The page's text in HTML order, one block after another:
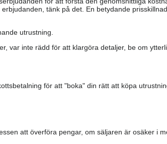
tänk på det. En betydande
utrustning.
var inte rädd för att klargöra detaljer, be om
för att "boka" din rätt att köpa
att överföra pengar, om säljaren är osäker i